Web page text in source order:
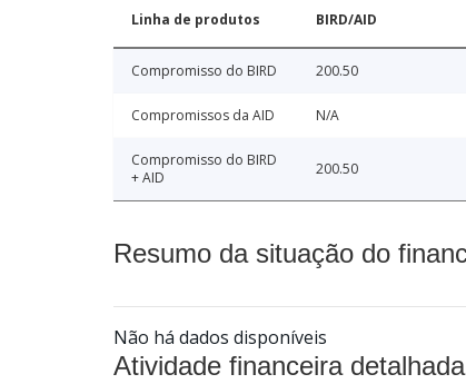
Linha de produtos BIRD/AID
Compromisso do BIRD 200.50
Compromissos da AID N/A
Compromisso do BIRD
+ AID
200.50
Resumo da situação do
Não há dados disponíveis
Atividade financeira